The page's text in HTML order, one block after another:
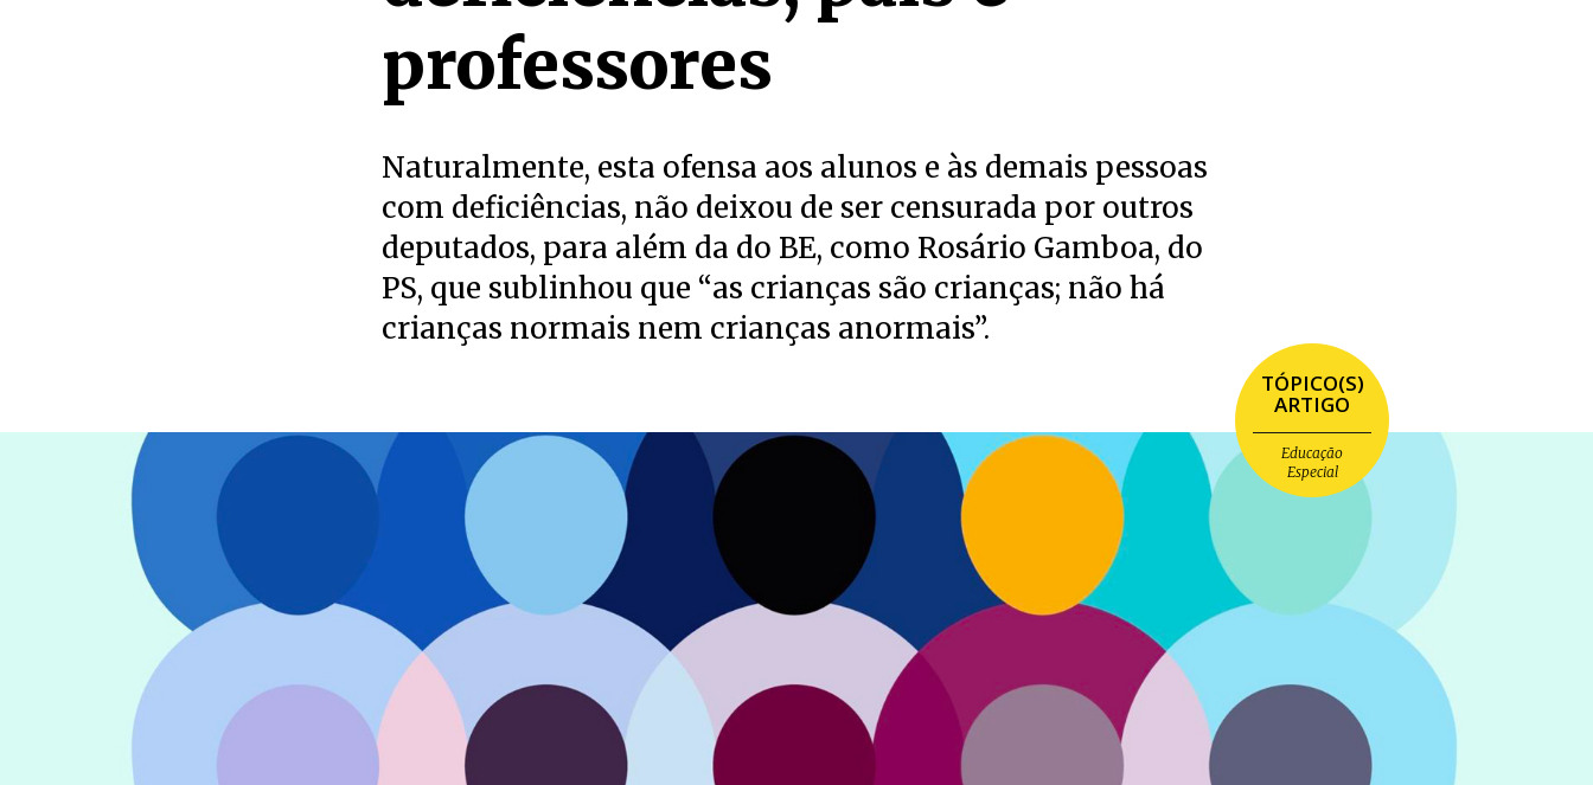
professores
Naturalmente, esta ofensa aos alunos e às demais pessoas
com deficiências, não deixou de ser censurada por outros
deputados, para além da do BE, como Rosário Gamboa, do
PS, que sublinhou que “as crianças são crianças; não há
crianças normais nem crianças anormais”.
TÓPICO(S)
ARTIGO
Educação
Especial